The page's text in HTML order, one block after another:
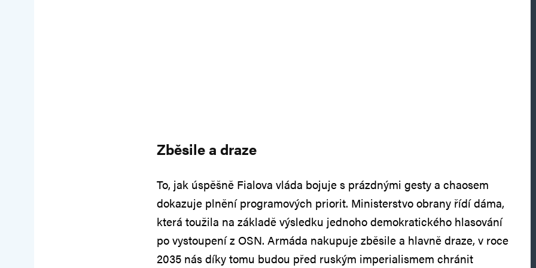
Zběsile a draze
To, jak úspěšně Fialova vláda bojuje s prázdnými gesty a chaosem
dokazuje plnění programových priorit. Ministerstvo obrany řídí dáma,
která toužila na základě výsledku jednoho demokratického hlasování
po vystoupení z OSN. Armáda nakupuje zběsile a hlavně draze, v roce
2035 nás díky tomu budou před ruským imperialismem chránit